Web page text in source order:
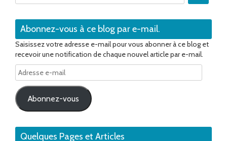
Abonnez-vous à ce blog par e-mail.
Saisissez votre adresse e-mail pour vous abonner à ce blog et
recevoir une notification de chaque nouvel article par e-mail.
Adresse
e-
mail
Abonnez-vous
Quelques Pages et Articles